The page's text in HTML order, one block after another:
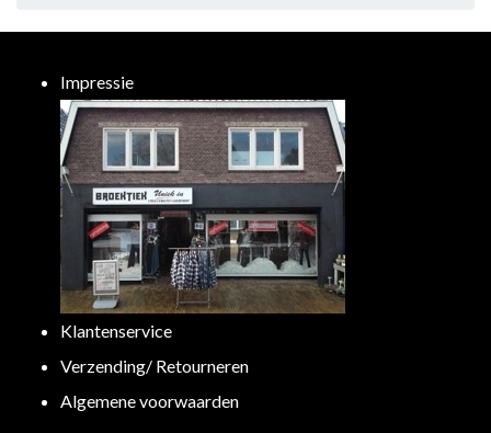
Impressie
Klantenservice
Verzending/ Retourneren
Algemene voorwaarden